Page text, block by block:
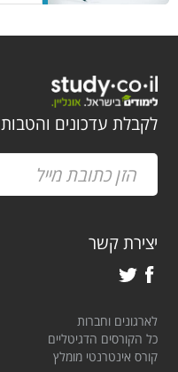
לקבלת עדכונים והטבות
יצירת קשר
לארגונים וחברות
כל הקורסים הדגיטליים
קורס אינטרנטי מומלץ